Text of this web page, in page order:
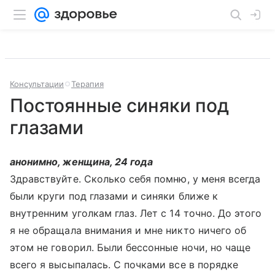
Консультации Терапия
Постоянные синяки под
глазами
анонимно, женщина, 24 года
Здравствуйте. Сколько себя помню, у меня всегда
были круги под глазами и синяки ближе к
внутренним уголкам глаз. Лет с 14 точно. До этого
я не обращала внимания и мне никто ничего об
этом не говорил. Были бессонные ночи, но чаще
всего я высыпалась. С почками все в порядке